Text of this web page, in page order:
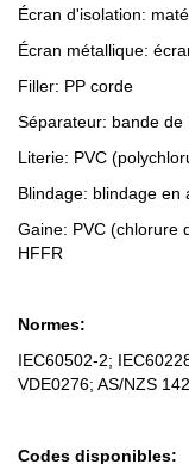
Écran d'isolation:
Écran métallique:
Filler: PP corde
Séparateur: bande de
Literie: PVC
Blindage: blindage en
Gaine: PVC (chlorure
HFFR
Normes:
IEC60502-2;
VDE0276; AS/NZS
Codes disponibles: